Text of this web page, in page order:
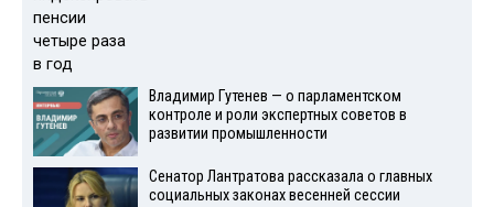
Владимир Гутенев — о парламентском
контроле и роли экспертных советов в
развитии промышленности
Сенатор Лантратова рассказала о главных
социальных законах весенней сессии